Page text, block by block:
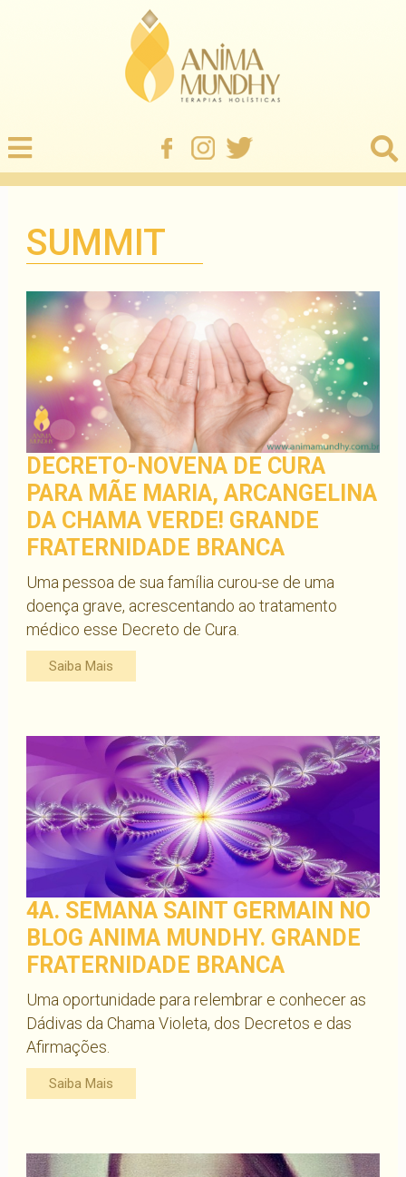
SUMMIT
DECRETO-NOVENA DE CURA
PARA MÃE MARIA, ARCANGELINA
DA CHAMA VERDE! GRANDE
FRATERNIDADE BRANCA
Uma pessoa de sua família curou-se de uma
doença grave, acrescentando ao tratamento
médico esse Decreto de Cura.
Saiba Mais
4A. SEMANA SAINT GERMAIN NO
BLOG ANIMA MUNDHY. GRANDE
FRATERNIDADE BRANCA
Uma oportunidade para relembrar e conhecer as
Dádivas da Chama Violeta, dos Decretos e das
Afirmações.
Saiba Mais